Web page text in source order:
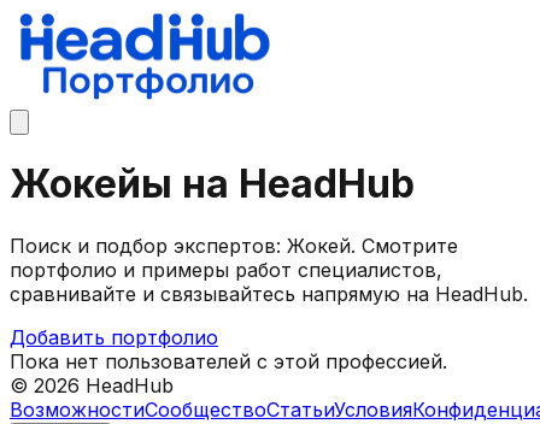
Жокейы на HeadHub
Поиск и подбор экспертов: Жокей. Смотрите
портфолио и примеры работ специалистов,
сравнивайте и связывайтесь напрямую на HeadHub.
Добавить портфолио
Пока нет пользователей с этой профессией.
© 2026 HeadHub
ВозможностиСообществоСтатьиУсловия